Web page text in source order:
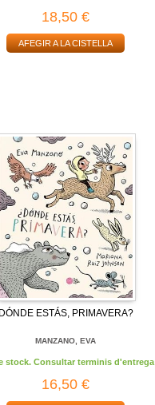
18,50 €
AFEGIR A LA CISTELLA
DÓNDE ESTÁS, PRIMAVERA?
MANZANO, EVA
stock. Consultar terminis d'entrega
16,50 €